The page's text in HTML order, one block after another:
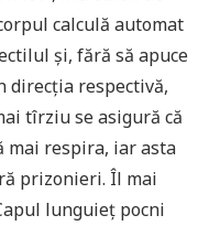
calculă automat
și, fără să apuce
direcția respectivă,
tîrziu se asigură că
respira, iar asta
prizonieri. Îl mai
lunguieț pocni